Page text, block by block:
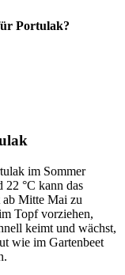
Portulak?
im Sommer
22 °C kann das
ab Mitte Mai zu
Topf vorziehen,
keimt und wächst,
wie im Gartenbeet